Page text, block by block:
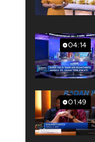
04:14
01:49